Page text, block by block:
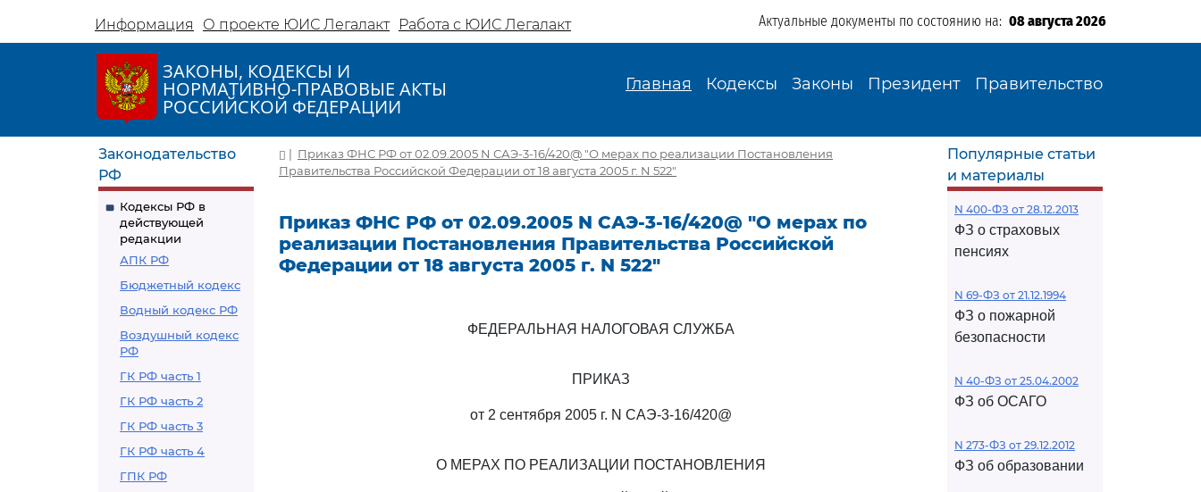
Информация О проекте ЮИС Легалакт Работа с ЮИС Легалакт Актуальные документы по состоянию на: 08 августа 2026
ЗАКОНЫ, КОДЕКСЫ И
НОРМАТИВНО-ПРАВОВЫЕ АКТЫ
РОССИЙСКОЙ ФЕДЕРАЦИИ
Главная Кодексы Законы Президент Правительство
Законодательство
РФ
Кодексы РФ в
действующей
редакции
АПК РФ
Бюджетный кодекс
Водный кодекс РФ
Воздушный кодекс
РФ
ГК РФ часть 1
ГК РФ часть 2
ГК РФ часть 3
ГК РФ часть 4
ГПК РФ
| Приказ ФНС РФ от 02.09.2005 N САЭ-3-16/420@ "О мерах по реализации Постановления
Правительства Российской Федерации от 18 августа 2005 г. N 522"
Приказ ФНС РФ от 02.09.2005 N САЭ-3-16/420@ "О мерах по
реализации Постановления Правительства Российской
Федерации от 18 августа 2005 г. N 522"
ФЕДЕРАЛЬНАЯ НАЛОГОВАЯ СЛУЖБА
ПРИКАЗ
от 2 сентября 2005 г. N САЭ-3-16/420@
О МЕРАХ ПО РЕАЛИЗАЦИИ ПОСТАНОВЛЕНИЯ
Популярные статьи
и материалы
N 400-ФЗ от 28.12.2013
ФЗ о страховых
пенсиях
N 69-ФЗ от 21.12.1994
ФЗ о пожарной
безопасности
N 40-ФЗ от 25.04.2002
ФЗ об ОСАГО
N 273-ФЗ от 29.12.2012
ФЗ об образовании